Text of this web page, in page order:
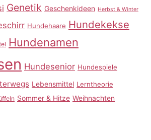
Genetik Geschenkideen Herbst & Winter
Hundehaare Hundekekse
Hundenamen
Hundesenior Hundespiele
Lebensmittel Lerntheorie
Sommer & Hitze Weihnachten